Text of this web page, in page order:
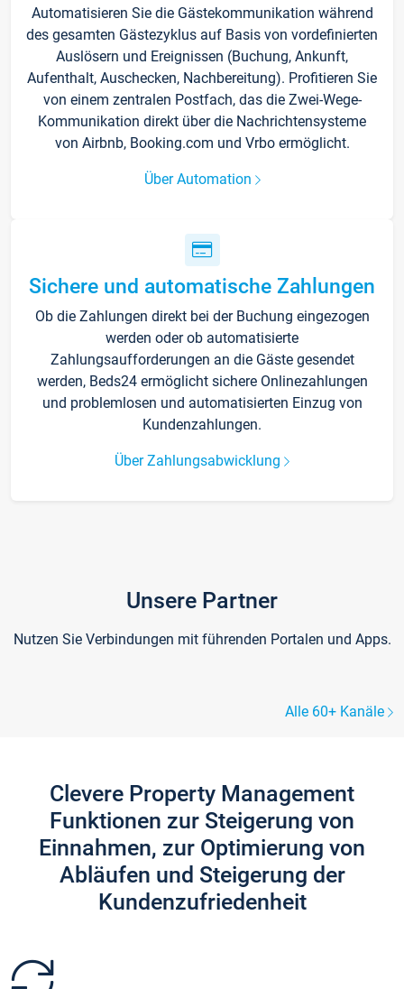
Automatisieren Sie die Gästekommunikation während
des gesamten Gästezyklus auf Basis von vordefinierten
Auslösern und Ereignissen (Buchung, Ankunft,
Aufenthalt, Auschecken, Nachbereitung). Profitieren Sie
von einem zentralen Postfach, das die Zwei-Wege-
Kommunikation direkt über die Nachrichtensysteme
von Airbnb, Booking.com und Vrbo ermöglicht.
Über Automation
Sichere und automatische Zahlungen
Ob die Zahlungen direkt bei der Buchung eingezogen
werden oder ob automatisierte
Zahlungsaufforderungen an die Gäste gesendet
werden, Beds24 ermöglicht sichere Onlinezahlungen
und problemlosen und automatisierten Einzug von
Kundenzahlungen.
Über Zahlungsabwicklung
Unsere Partner
Nutzen Sie Verbindungen mit führenden Portalen und Apps.
Alle 60+ Kanäle
Clevere Property Management
Funktionen zur Steigerung von
Einnahmen, zur Optimierung von
Abläufen und Steigerung der
Kundenzufriedenheit